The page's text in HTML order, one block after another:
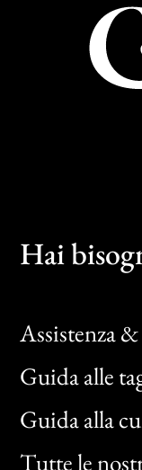
Hai
Assistenza
Guida alle
Guida alla
Tutte le